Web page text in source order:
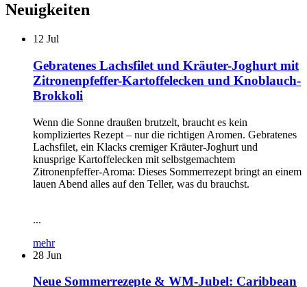
Neuigkeiten
12 Jul
Gebratenes Lachsfilet und Kräuter-Joghurt mit
Zitronenpfeffer-Kartoffelecken und Knoblauch-
Brokkoli
Wenn die Sonne draußen brutzelt, braucht es kein
kompliziertes Rezept – nur die richtigen Aromen. Gebratenes
Lachsfilet, ein Klacks cremiger Kräuter-Joghurt und
knusprige Kartoffelecken mit selbstgemachtem
Zitronenpfeffer-Aroma: Dieses Sommerrezept bringt an einem
lauen Abend alles auf den Teller, was du brauchst.
...
mehr
28 Jun
Neue Sommerrezepte & WM-Jubel: Caribbean